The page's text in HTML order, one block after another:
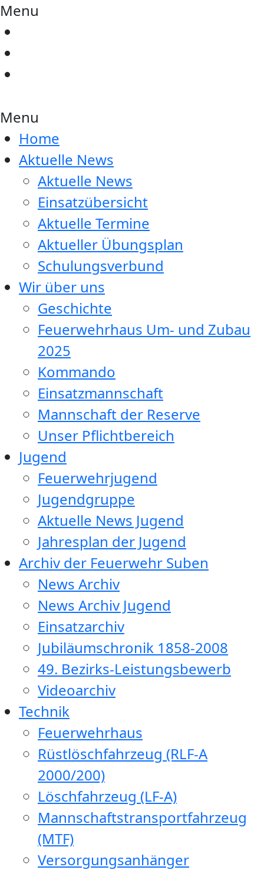
Menu
Menu
Home
Aktuelle News
Aktuelle News
Einsatzübersicht
Aktuelle Termine
Aktueller Übungsplan
Schulungsverbund
Wir über uns
Geschichte
Feuerwehrhaus Um- und Zubau
2025
Kommando
Einsatzmannschaft
Mannschaft der Reserve
Unser Pflichtbereich
Jugend
Feuerwehrjugend
Jugendgruppe
Aktuelle News Jugend
Jahresplan der Jugend
Archiv der Feuerwehr Suben
News Archiv
News Archiv Jugend
Einsatzarchiv
Jubiläumschronik 1858-2008
49. Bezirks-Leistungsbewerb
Videoarchiv
Technik
Feuerwehrhaus
Rüstlöschfahrzeug (RLF-A
2000/200)
Löschfahrzeug (LF-A)
Mannschaftstransportfahrzeug
(MTF)
Versorgungsanhänger